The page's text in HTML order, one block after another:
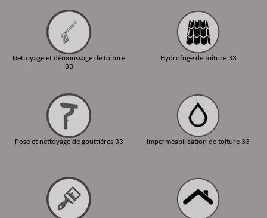
Nettoyage et démoussage de toiture
33
Pose et nettoyage de gouttières 33
Hydrofuge de toiture 33
Imperméabilisation de toiture 33